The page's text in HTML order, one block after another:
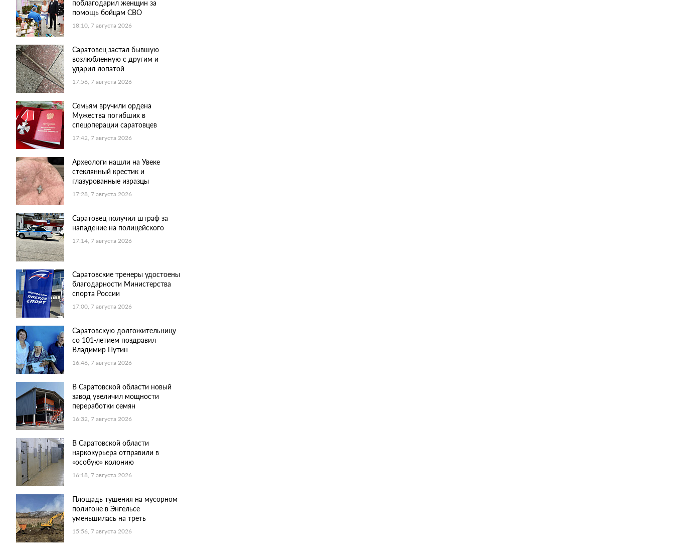
поблагодарил женщин за
помощь бойцам СВО
18:10, 7 августа 2026
Саратовец застал бывшую
возлюбленную с другим и
ударил лопатой
17:56, 7 августа 2026
Семьям вручили ордена
Мужества погибших в
спецоперации саратовцев
17:42, 7 августа 2026
Археологи нашли на Увеке
стеклянный крестик и
глазурованные изразцы
17:28, 7 августа 2026
Саратовец получил штраф за
нападение на полицейского
17:14, 7 августа 2026
Саратовские тренеры удостоены
благодарности Министерства
спорта России
17:00, 7 августа 2026
Саратовскую долгожительницу
со 101-летием поздравил
Владимир Путин
16:46, 7 августа 2026
В Саратовской области новый
завод увеличил мощности
переработки семян
16:32, 7 августа 2026
В Саратовской области
наркокурьера отправили в
«особую» колонию
16:18, 7 августа 2026
Площадь тушения на мусорном
полигоне в Энгельсе
уменьшилась на треть
15:56, 7 августа 2026